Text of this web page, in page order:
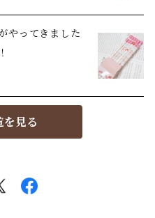
やってきました
を見る